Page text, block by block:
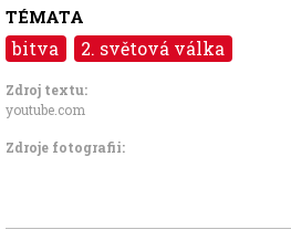
TÉMATA
bitva 2. světová válka
Zdroj textu:
youtube.com
Zdroje fotografii: